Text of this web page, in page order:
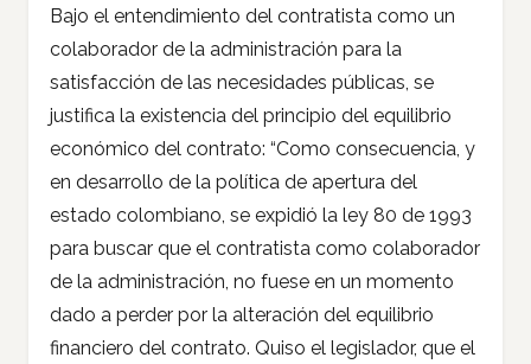
Bajo el entendimiento del contratista como un
colaborador de la administración para la
satisfacción de las necesidades públicas, se
justifica la existencia del principio del equilibrio
económico del contrato: “Como consecuencia, y
en desarrollo de la política de apertura del
estado colombiano, se expidió la ley 80 de 1993
para buscar que el contratista como colaborador
de la administración, no fuese en un momento
dado a perder por la alteración del equilibrio
financiero del contrato. Quiso el legislador, que el